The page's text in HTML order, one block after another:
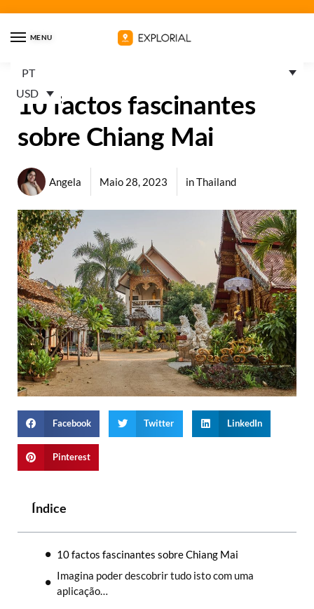
MENU
PT
USD
10 factos fascinantes
sobre Chiang Mai
Angela Maio 28, 2023 inThailand
Facebook Twitter LinkedIn
Pinterest
Índice
10 factos fascinantes sobre Chiang Mai
Imagina poder descobrir tudo isto com uma
aplicação…